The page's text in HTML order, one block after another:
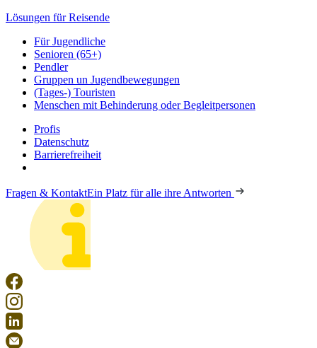
Lösungen für Reisende
Für Jugendliche
Senioren (65+)
Pendler
Gruppen un Jugendbewegungen
(Tages-) Touristen
Menschen mit Behinderung oder Begleitpersonen
Profis
Datenschutz
Barrierefreiheit
Fragen & KontaktEin Platz für alle ihre Antworten